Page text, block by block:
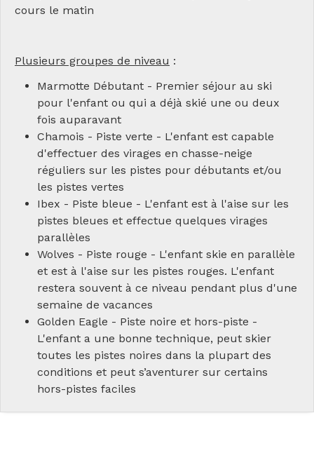
cours le matin
Plusieurs groupes de niveau :
Marmotte Débutant - Premier séjour au ski
pour l'enfant ou qui a déjà skié une ou deux
fois auparavant
Chamois - Piste verte - L'enfant est capable
d'effectuer des virages en chasse-neige
réguliers sur les pistes pour débutants et/ou
les pistes vertes
Ibex - Piste bleue - L'enfant est à l'aise sur les
pistes bleues et effectue quelques virages
parallèles
Wolves - Piste rouge - L'enfant skie en parallèle
et est à l'aise sur les pistes rouges. L'enfant
restera souvent à ce niveau pendant plus d'une
semaine de vacances
Golden Eagle - Piste noire et hors-piste -
L'enfant a une bonne technique, peut skier
toutes les pistes noires dans la plupart des
conditions et peut s’aventurer sur certains
hors-pistes faciles